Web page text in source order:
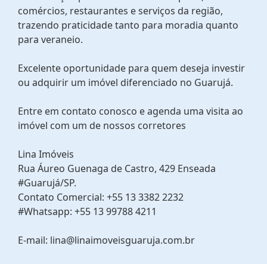
comércios, restaurantes e serviços da região,
trazendo praticidade tanto para moradia quanto
para veraneio.
Excelente oportunidade para quem deseja investir
ou adquirir um imóvel diferenciado no Guarujá.
Entre em contato conosco e agenda uma visita ao
imóvel com um de nossos corretores
Lina Imóveis
Rua Áureo Guenaga de Castro, 429 Enseada
#Guarujá/SP.
Contato Comercial: +55 13 3382 2232
#Whatsapp: +55 13 99788 4211
E-mail: lina@linaimoveisguaruja.com.br